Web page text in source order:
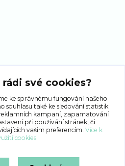
rádi své cookies?
ke správnému fungování našeho
souhlasu také ke sledování statistik
kampaní, zapamatování
při používání stránek, či
vašim preferencím. Více k
cookies